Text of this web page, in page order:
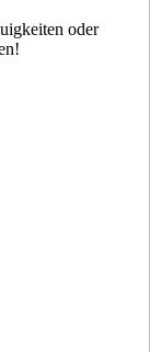
oder